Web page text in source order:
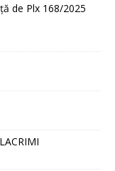
de Plx 168/2025